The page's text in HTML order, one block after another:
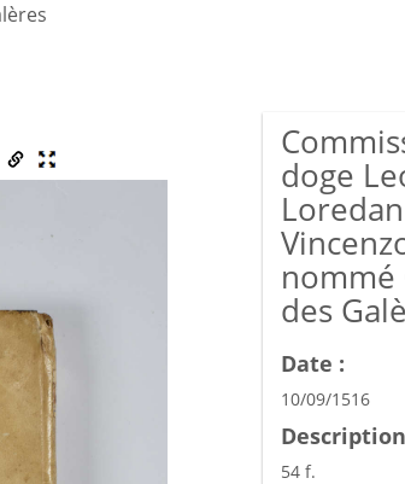
doge
nommé
des
Date :
10/09/1516
54 f.